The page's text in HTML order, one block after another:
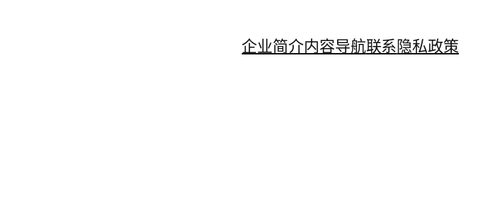
企业简介内容导航联系隐私政策